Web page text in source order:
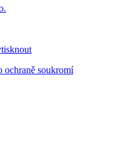
ochraně soukromí